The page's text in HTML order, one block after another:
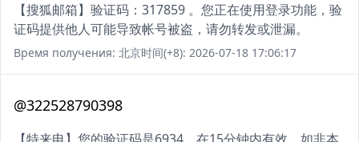
【搜狐邮箱】验证码：317859 。您正在使用登录功能，验
证码提供他人可能导致帐号被盗，请勿转发或泄漏。
Время получения: 北京时间(+8): 2026-07-18 17:06:17
@322528790398